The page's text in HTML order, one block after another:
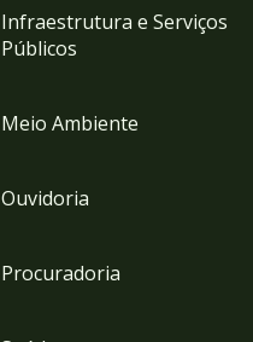
Infraestrutura e Serviços
Públicos
Meio Ambiente
Ouvidoria
Procuradoria